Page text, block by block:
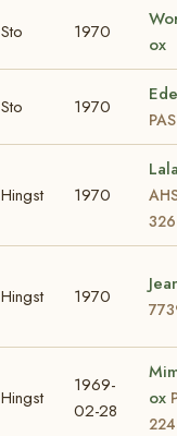
Sto 1970
ox
Sto 1970
Hingst 1970
Hingst 1970
Hingst
1969-
02-28
ox